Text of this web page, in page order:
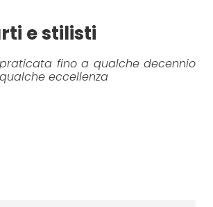
e stilisti
fino a qualche decennio
eccellenza